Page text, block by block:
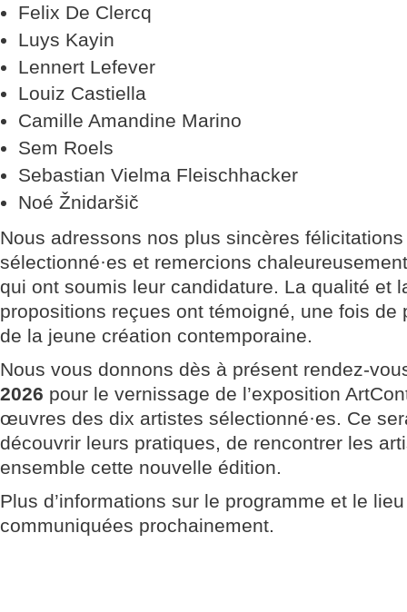
Felix De Clercq
Luys Kayin
Lennert Lefever
Louiz Castiella
Camille Amandine Marino
Sem Roels
Sebastian Vielma Fleischhacker
Noé Žnidaršič
Nous adressons nos plus sincères
sélectionné·es et remercions
qui ont soumis leur candidature. La qualité et
propositions reçues ont témoigné, une fois de
de la jeune création contemporaine.
Nous vous donnons dès à présent rendez-
2026 pour le vernissage de l’exposition
œuvres des dix artistes sélectionné·es. Ce
découvrir leurs pratiques, de rencontrer les
ensemble cette nouvelle édition.
Plus d’informations sur le programme et le
communiquées prochainement.